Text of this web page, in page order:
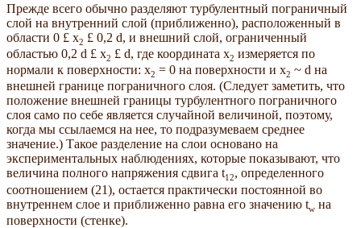
Прежде всего обычно разделяют турбулентный пограничный
слой на внутренний слой (приближенно), расположенный в
области 0 £ x2 £ 0,2 d, и внешний слой, ограниченный
областью 0,2 d £ x2 £ d, где координата x2 измеряется по
нормали к поверхности: x2 = 0 на поверхности и x2 ~ d на
внешней границе пограничного слоя. (Следует заметить, что
положение внешней границы турбулентного пограничного
слоя само по себе является случайной величиной, поэтому,
когда мы ссылаемся на нее, то подразумеваем среднее
значение.) Такое разделение на слои основано на
экспериментальных наблюдениях, которые показывают, что
величина полного напряжения сдвига t12, определенного
соотношением (21), остается практически постоянной во
внутреннем слое и приближенно равна его значению tw на
поверхности (стенке).